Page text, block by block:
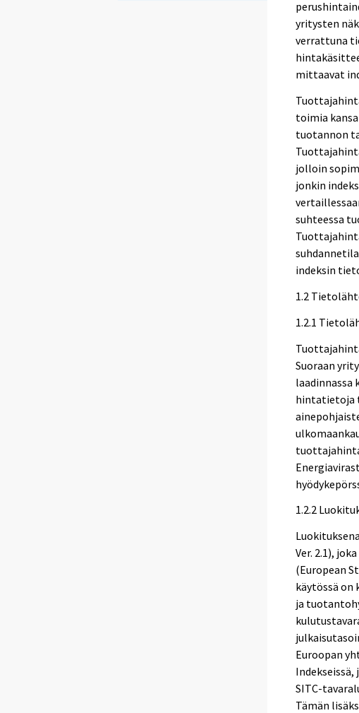
yritysten
verrattuna
mittaavat
toimia
tuotannon
jolloin
jonkin
suhteessa
indeksin
1.2
1.2.1
Suoraan
laadinnassa
hintatietoja
1.2.2
Ver. 2.1),
(European
käytössä
ja
Euroopan
Indekseissä,
SITC-
Tämän